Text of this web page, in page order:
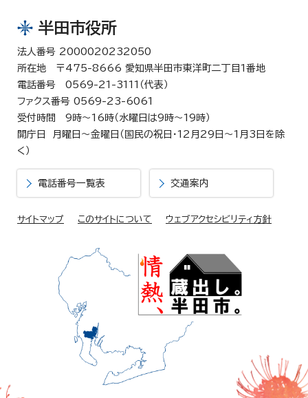
半田市役所
法人番号 2000020232050
所在地 〒475-8666 愛知県半田市東洋町二丁目1番地
電話番号 0569-21-3111（代表）
ファクス番号 0569-23-6061
受付時間 9時～16時（水曜日は9時～19時）
開庁日 月曜日～金曜日（国民の祝日・12月29日～1月3日を除
く）
電話番号一覧表 交通案内
サイトマップ このサイトについて ウェブアクセシビリティ方針